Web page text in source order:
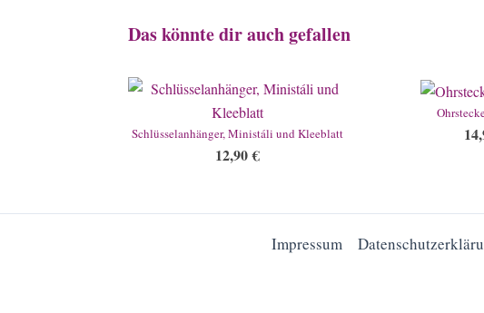
Das könnte dir auch gefallen
Schlüsselanhänger, Ministáli und Kleeblatt
12,90€
Impressum